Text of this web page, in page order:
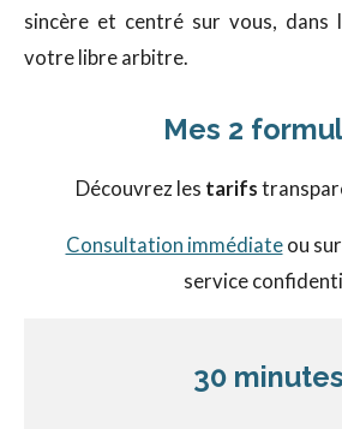
sincère et centré sur vous,
votre libre arbitre.
Mes 2
Découvrez les tarifs
Consultation immédiateou
service
30 minutes